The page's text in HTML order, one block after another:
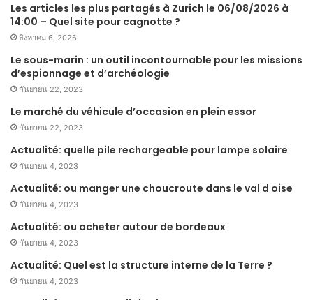
Les articles les plus partagés à Zurich le 06/08/2026 à
14:00 – Quel site pour cagnotte ?
สิงหาคม 6, 2026
Le sous-marin : un outil incontournable pour les missions
d’espionnage et d’archéologie
กันยายน 22, 2023
Le marché du véhicule d’occasion en plein essor
กันยายน 22, 2023
Actualité: quelle pile rechargeable pour lampe solaire
กันยายน 4, 2023
Actualité: ou manger une choucroute dans le val d oise
กันยายน 4, 2023
Actualité: ou acheter autour de bordeaux
กันยายน 4, 2023
Actualité: Quel est la structure interne de la Terre ?
กันยายน 4, 2023